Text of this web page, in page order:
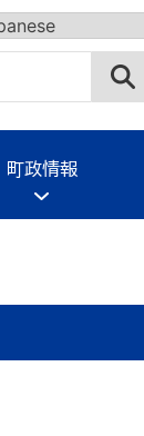
町政情報